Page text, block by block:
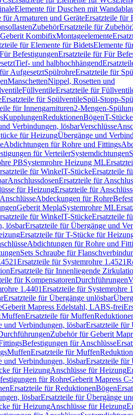
Elemente für Duschen mit
für Armaturen und GeräteErsatzteile für
ZubehörErsatzteile für Zubehör
Geberit KombifixMontageelemente
für Elemente für BidetsElemente
Für BefestigungenErsatzteile für Für
Tief- und halbhochhängend
AufgesetztSpülrohreErsatzteile für
ManschettenNippel, Rosetten und
FüllventileErsatzteile für
Ersatzteile für SpülventileSpül-Stopp-
für Innengarnituren2-Mengen-
KupplungenReduktionenBögenT-Stücke
Verbindungen, lösbarVerschlüsse
für HeizungÜbergänge und
Abdichtungen für Rohre und Fittings
für VerteilerSystemdichtungen
PBSystemrohre Heizung ML
für WinkelT-StückeErsatzteile
AnschlussdosenErsatzteile für
für HeizungErsatzteile für
Abdeckungen für Rohre
Geberit MeplaSystemrohre ML
für WinkelT-StückeErsatzteile
lösbarErsatzteile für Übergänge und
Ersatzteile für T-Stücke für
Abdichtungen für Rohre und
Sets Schraube für
Ersatzteile für Systemrohre 1.4521
Ersatzteile für Innenliegende
für KompensatorenDurchführungen
1.4401Ersatzteile für Systemrohre
Ersatzteile für Übergänge unlösbar
Geberit Mapress Edelstahl, LABS-frei
MuffenErsatzteile für Muffen
und Verbindungen, lösbarErsatzteile für
Zubehör für Geberit
Befestigungen für Anschlüsse
MuffenErsatzteile für Muffen
und Verbindungen, lösbarErsatzteile für
für HeizungAnschlüsse für Heizung
für RohreGeberit Mapress C-
Ersatzteile für ReduktionenBögen
lösbarErsatzteile für Übergänge
für HeizungAnschlüsse für Heizung